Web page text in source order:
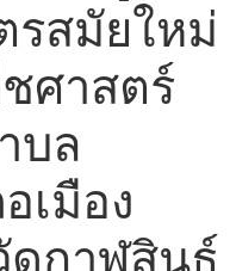
รสมัยใหม่
ศาสตร์
บล
เมือง
ดกาฬสินธุ์